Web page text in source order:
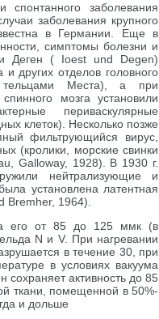
заболевания
заболевания крупного
в Германии. Еще в
симптомы болезни и
Деген ( Ioest und Degen)
других отделов головного
тельцами Места), а при
мозга установили
периваскулярные
клеток). Несколько позже
фильтрующийся вирус,
(кролики, морские свинки
Galloway, 1928). В 1930 г.
нейтрализующие и
установлена латентная
Bremher, 1964).
его от 85 до 125 ммк (в
N и V. При нагревании
в течение 30, при
в условиях вакуума
сохраняет активность до 85
ткани, помещенной в 50%-
и дольше